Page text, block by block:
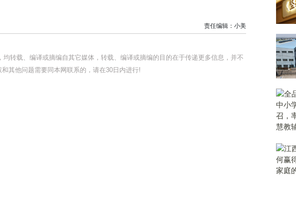
责任编辑：小美
转载、编译或摘编自其它媒体，转载、编译或摘编的目的在于传递更多信息，并不
其他问题需要同本网联系的，请在30日内进行!